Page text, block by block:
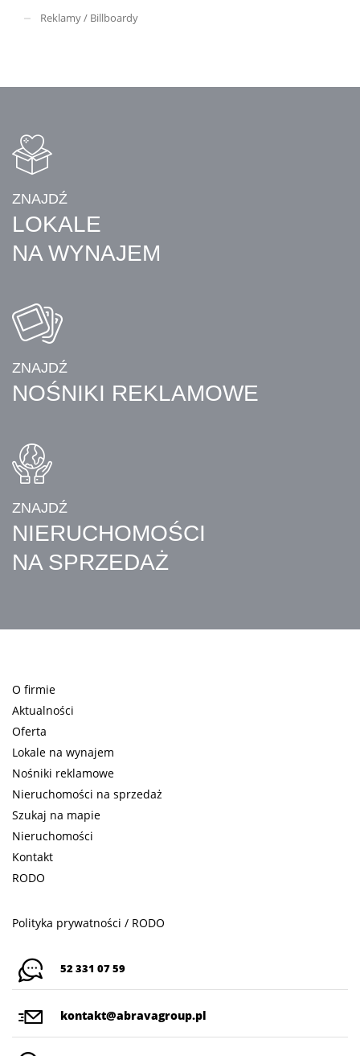
Reklamy / Billboardy
ZNAJDŹ
LOKALE
NA WYNAJEM
ZNAJDŹ
NOŚNIKI REKLAMOWE
ZNAJDŹ
NIERUCHOMOŚCI
NA SPRZEDAŻ
O firmie
Aktualności
Oferta
Lokale na wynajem
Nośniki reklamowe
Nieruchomości na sprzedaż
Szukaj na mapie
Nieruchomości
Kontakt
RODO
Polityka prywatności / RODO
52 331 07 59
kontakt@abravagroup.pl